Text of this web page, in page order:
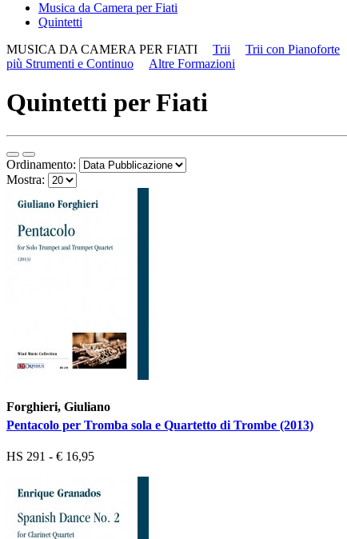
Musica da Camera per Fiati
Quintetti
MUSICA DA CAMERA PER FIATI
Trii Trii con Pianoforte
più Strumenti e Continuo
Altre Formazioni
Quintetti per Fiati
Ordinamento:
Mostra:
Forghieri, Giuliano
Pentacolo per Tromba sola e Quartetto di Trombe (2013)
HS 291 - € 16,95